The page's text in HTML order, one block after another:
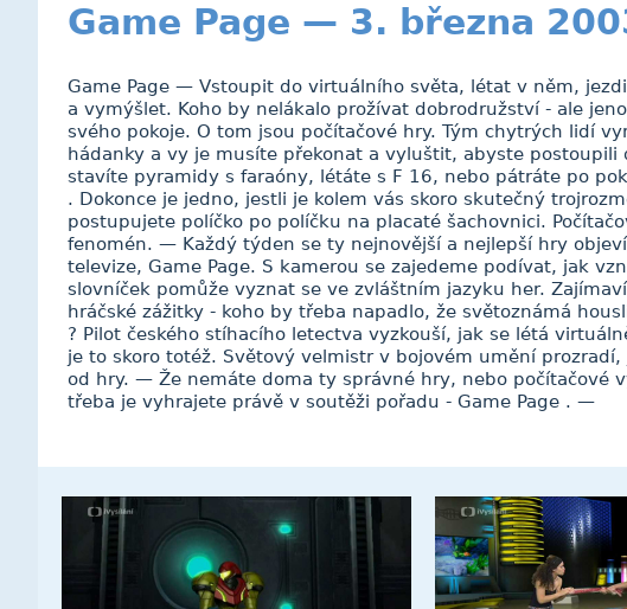
Game Page — 3. března
Game Page — Vstoupit do virtuálního světa, létat v něm,
a vymýšlet. Koho by nelákalo prožívat dobrodružství - ale
svého pokoje. O tom jsou počítačové hry. Tým chytrých lidí
hádanky a vy je musíte překonat a vyluštit, abyste postoupili
stavíte pyramidy s faraóny, létáte s F 16, nebo pátráte po
. Dokonce je jedno, jestli je kolem vás skoro skutečný
postupujete políčko po políčku na placaté šachovnici.
fenomén. — Každý týden se ty nejnovější a nejlepší hry
televize, Game Page. S kamerou se zajedeme podívat, jak
slovníček pomůže vyznat se ve zvláštním jazyku her.
hráčské zážitky - koho by třeba napadlo, že světoznámá
? Pilot českého stíhacího letectva vyzkouší, jak se létá
je to skoro totéž. Světový velmistr v bojovém umění
od hry. — Že nemáte doma ty správné hry, nebo počítačové
třeba je vyhrajete právě v soutěži pořadu - Game Page . —